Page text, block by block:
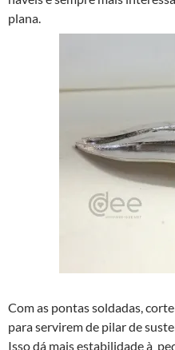
plana.
Com as pontas soldadas,
para servirem de pilar de
Isso dá mais estabilidade à